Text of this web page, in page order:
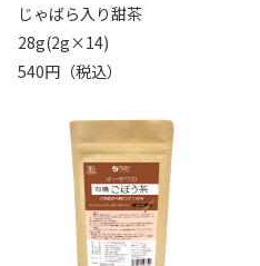
じゃばら入り甜茶
28g(2g×14)
540円（税込）